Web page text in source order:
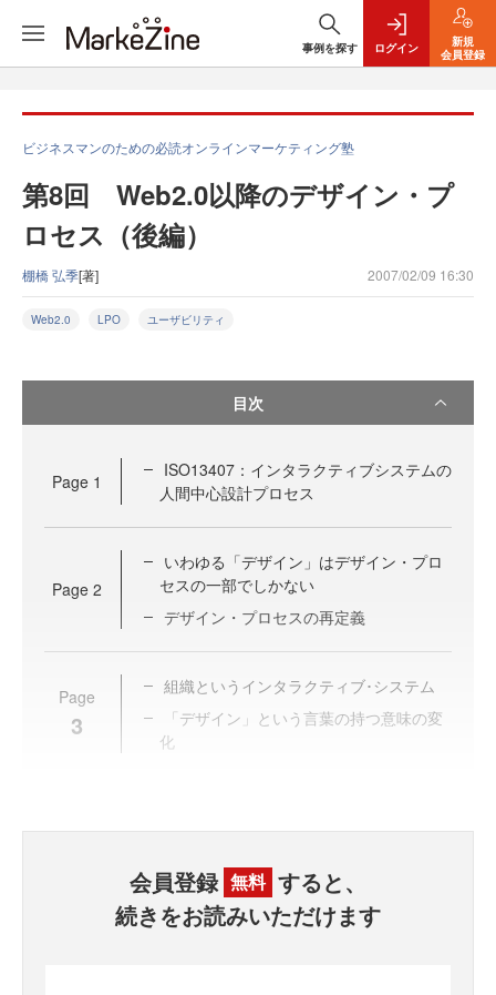
事例を探す ログイン
新規
会員登録
ビジネスマンのための必読オンラインマーケティング塾
第8回 Web2.0以降のデザイン・プ
ロセス（後編）
棚橋 弘季[著] 2007/02/09 16:30
Web2.0 LPO ユーザビリティ
目次
Page 1
ISO13407：インタラクティブシステムの
人間中心設計プロセス
Page 2
いわゆる「デザイン」はデザイン・プロ
セスの一部でしかない
デザイン・プロセスの再定義
Page
3
組織というインタラクティブ･システム
「デザイン」という言葉の持つ意味の変
化
会員登録 無料 すると、
続きをお読みいただけます